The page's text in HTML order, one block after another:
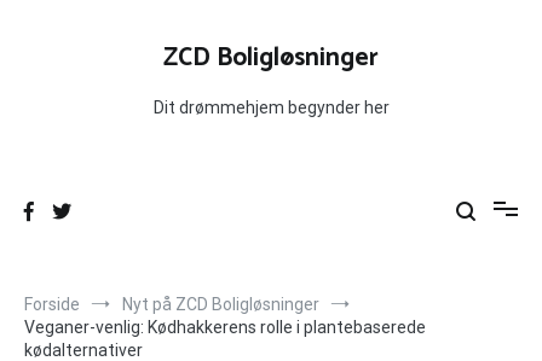
ZCD Boligløsninger
Dit drømmehjem begynder her
Forside
Nyt på ZCD Boligløsninger
Veganer-venlig: Kødhakkerens rolle i plantebaserede
kødalternativer